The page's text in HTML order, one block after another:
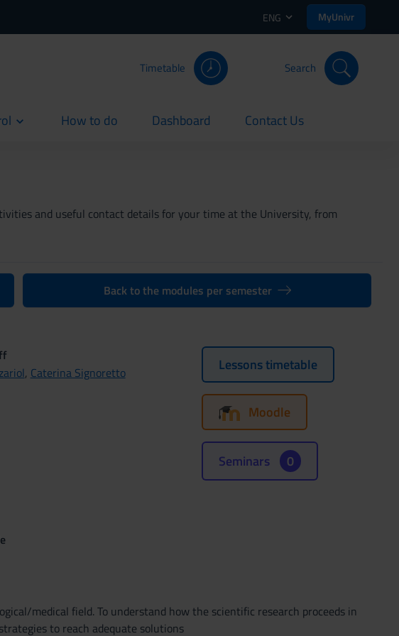
ENG MyUnivr
Timetable Search
How to do
current Dashboard
current Contact Us
current
and useful contact details for your time at the University, from
Back to the modules per semester
, Caterina Signoretto
Lessons timetable
Moodle
Seminars 0
medical field. To understand how the scientific research proceeds in
to reach adequate solutions